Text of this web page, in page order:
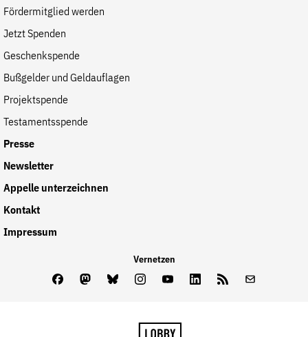
Fördermitglied werden
Jetzt Spenden
Geschenkspende
Bußgelder und Geldauflagen
Projektspende
Testamentsspende
Presse
Newsletter
Appelle unterzeichnen
Kontakt
Impressum
Vernetzen
FacebookMastodon
BlueskyInstagram
YoutubeLinkedInFeed